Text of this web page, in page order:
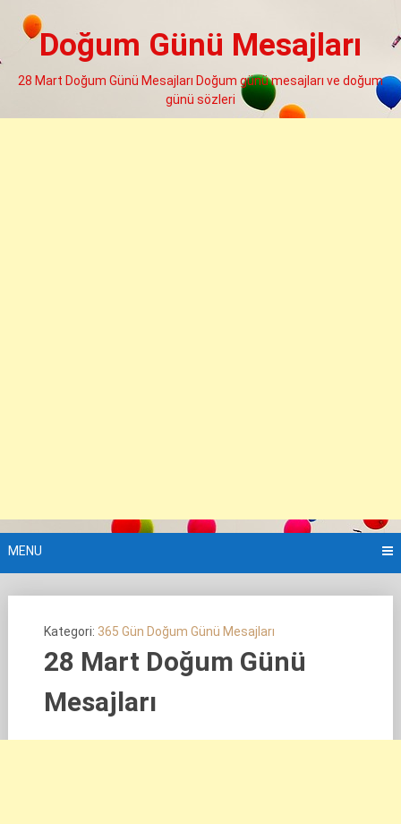
Doğum Günü Mesajları
28 Mart Doğum Günü Mesajları Doğum günü mesajları ve doğum
günü sözleri
MENU
Kategori: 365 Gün Doğum Günü Mesajları
28 Mart Doğum Günü
Mesajları